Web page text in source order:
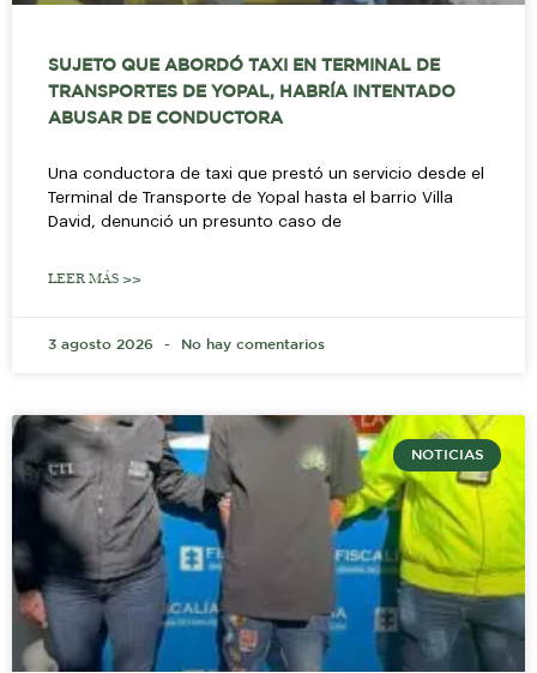
SUJETO QUE ABORDÓ TAXI EN TERMINAL DE
TRANSPORTES DE YOPAL, HABRÍA INTENTADO
ABUSAR DE CONDUCTORA
Una conductora de taxi que prestó un servicio desde el
Terminal de Transporte de Yopal hasta el barrio Villa
David, denunció un presunto caso de
LEER MÁS >>
3 agosto 2026 No hay comentarios
NOTICIAS